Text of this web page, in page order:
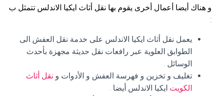
و هناك أيضا أعمال أخرى يقوم بها نقل أثاث ايكيا الاندلس تتمثل ب
:
يعمل نقل أثاث ايكيا الاندلس على خدمة نقل العفش الى
الطوابق العلوية عبر رافعات نقل حديثة مجهزة بأحدث
الوسائل .
تغليف و تخزين و فهرسة العفش و الأدوات و نقل أثاث
الكويت ايكيا الاندلس أيضا .